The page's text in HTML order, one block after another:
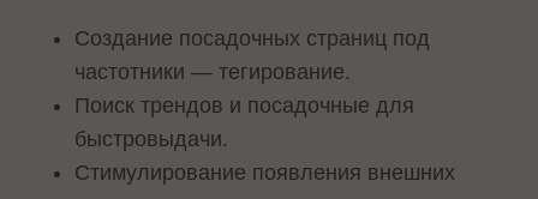
Создание посадочных страниц под
частотники — тегирование.
Поиск трендов и посадочные для
быстровыдачи.
Стимулирование появления внешних